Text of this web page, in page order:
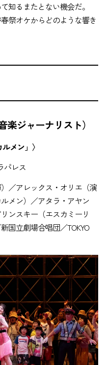
知るまたとない機会だ。
祭オケからどのような響き
ャーナリスト）
メン」〉
パレス
／アレックス・オリエ（演
メン）／アタラ・アヤン
ンスキー（エスカミーリ
国立劇場合唱団／TOKYO